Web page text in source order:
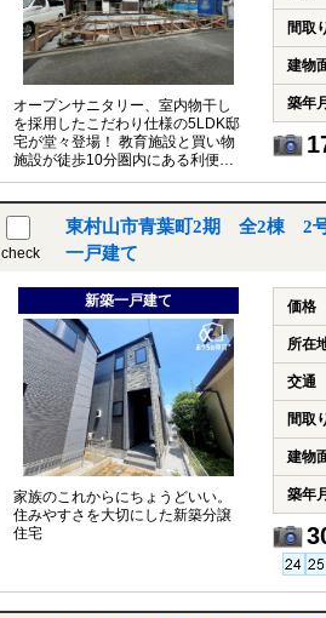
オープンサニタリー、室内物干し
を採用したこだわり仕様の5LDK邸
宅が堂々登場！ 教育施設と買い物
施設が徒歩10分圏内にある利便性
の良い立地です。
間取
建物
築年月
check
東村山市青葉町2期 全2棟 2
一戸建て
新築一戸建て
家族のこれからにちょうどいい。
住みやすさを大切にした新築分譲
住宅
価格
所在
交通
間取
建物
築年月